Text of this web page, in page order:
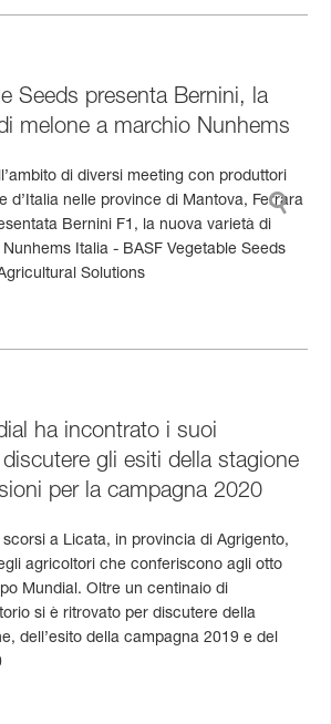
Seeds presenta Bernini, la
melone a marchio Nunhems
di diversi meeting con produttori
d’Italia nelle province di Mantova, Ferrara
Bernini F1, la nuova varietà di
Italia - BASF Vegetable Seeds
Solutions
ha incontrato i suoi
gli esiti della stagione
per la campagna 2020
a Licata, in provincia di Agrigento,
agricoltori che conferiscono agli otto
Mundial. Oltre un centinaio di
si è ritrovato per discutere della
dell’esito della campagna 2019 e del